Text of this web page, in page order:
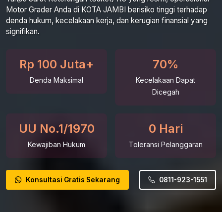
Motor Grader Anda di KOTA JAMBI berisiko tinggi terhadap
denda hukum, kecelakaan kerja, dan kerugian finansial yang
signifikan.
Rp 100 Juta+
Denda Maksimal
70%
Kecelakaan Dapat
Dicegah
UU No.1/1970
Kewajiban Hukum
0 Hari
Toleransi Pelanggaran
Konsultasi Gratis Sekarang 0811-923-1551